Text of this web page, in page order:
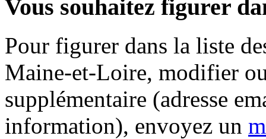
Vous souhaitez figurer
Pour figurer dans la liste
Maine-et-Loire, modifier
supplémentaire (adresse
information), envoyez un